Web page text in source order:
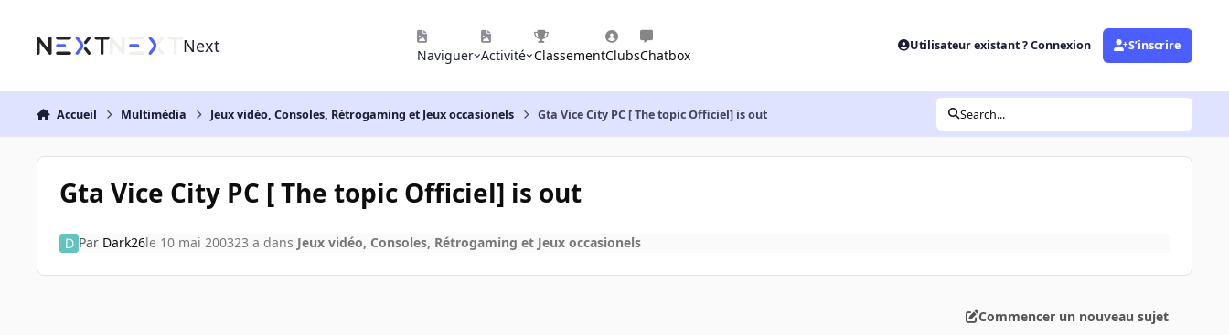
Next Naviguer Activité ClassementClubsChatbox
Utilisateur existant ? Connexion S’inscrire
Accueil Multimédia Jeux vidéo, Consoles, Rétrogaming et Jeux occasionels Gta Vice City PC [ The topic Officiel] is out Search...
Gta Vice City PC [ The topic Officiel] is out
Par Dark26le 10 mai 200323 a dans Jeux vidéo, Consoles, Rétrogaming et Jeux occasionels
Commencer un nouveau sujet